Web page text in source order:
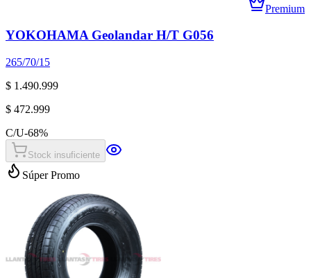
Premium
YOKOHAMA Geolandar H/T G056
265/70/15
$ 1.490.999
$ 472.999
C/U-68%
Stock insuficiente
Súper Promo